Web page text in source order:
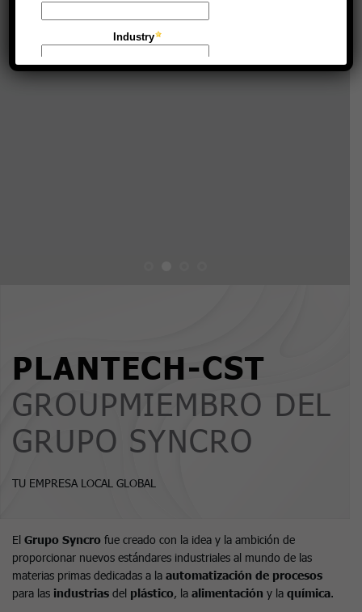
Albert Einstein
PLANTECH-CST
GROUPMIEMBRO DEL
GRUPO SYNCRO
TU EMPRESA LOCAL GLOBAL
El Grupo Syncro fue creado con la idea y la ambición de
proporcionar nuevos estándares industriales al mundo de las
materias primas dedicadas a la automatización de procesos
para las industrias del plástico, la alimentación y la química.